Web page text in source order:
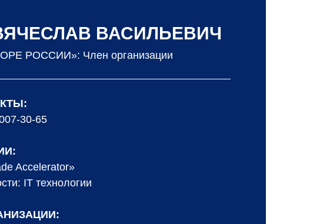
ВАСИЛЬЕВИЧ
РОССИИ»: Член организации
30-65
Accelerator»
IT технологии